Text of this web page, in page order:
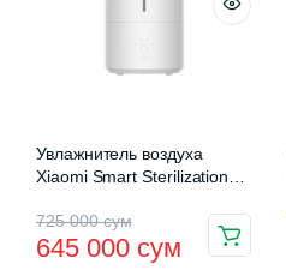
Увлажнитель воздуха
Xiaomi Smart Sterilization
725 000сум
645 000 сум